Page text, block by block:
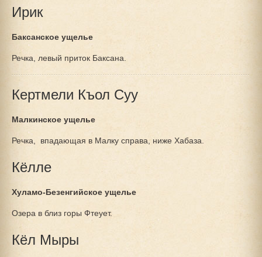
Ирик
Баксанское ущелье
Речка, левый приток Баксана.
Кертмели Къол Суу
Малкинское ущелье
Речка, впадающая в Малку справа, ниже Хабаза.
Кёлле
Хуламо-Безенгийское ущелье
Озера в близ горы Фтеует.
Кёл Мыры